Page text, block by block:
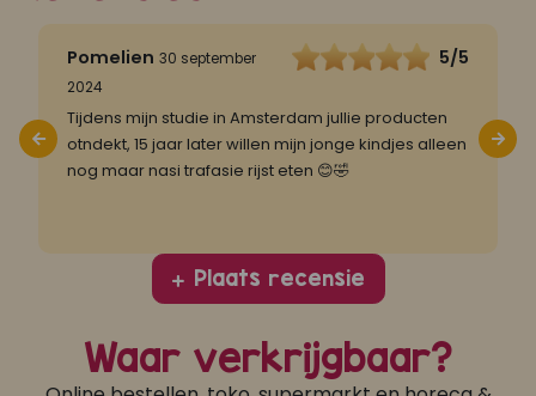
Pomelien 30 september
2024
5/5
Tijdens mijn studie in Amsterdam jullie producten
otndekt, 15 jaar later willen mijn jonge kindjes alleen
nog maar nasi trafasie rijst eten 😊🤣
Plaats recensie
Waar verkrijgbaar?